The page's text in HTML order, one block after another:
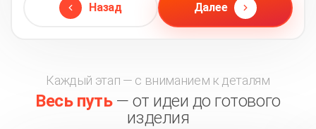
Назад Далее
Каждый этап — с вниманием к деталям
Весь путь— от идеи до готового
изделия